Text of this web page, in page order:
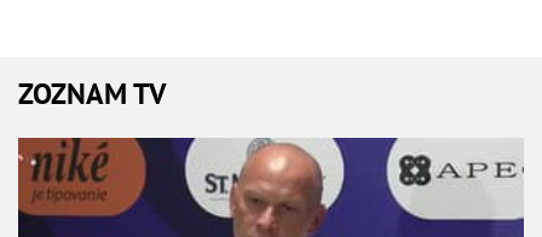
ZOZNAM TV